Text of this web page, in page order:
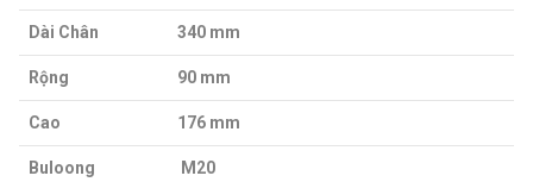
Dài Chân 340 mm
Rộng 90 mm
Cao 176 mm
Buloong M20